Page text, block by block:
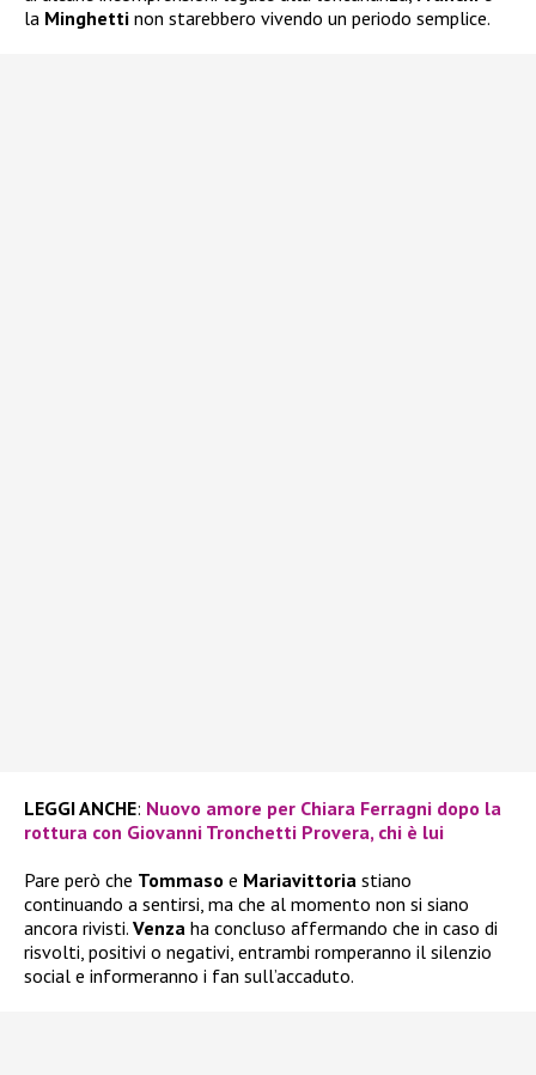
la Minghetti non starebbero vivendo un periodo semplice.
LEGGI ANCHE: Nuovo amore per Chiara Ferragni dopo la
rottura con Giovanni Tronchetti Provera, chi è lui
Pare però che Tommaso e Mariavittoria stiano
continuando a sentirsi, ma che al momento non si siano
ancora rivisti. Venza ha concluso affermando che in caso di
risvolti, positivi o negativi, entrambi romperanno il silenzio
social e informeranno i fan sull’accaduto.